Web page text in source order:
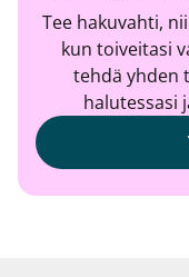
Tee hakuvahti,
kun toiveitasi
tehdä yhden
halutessasi